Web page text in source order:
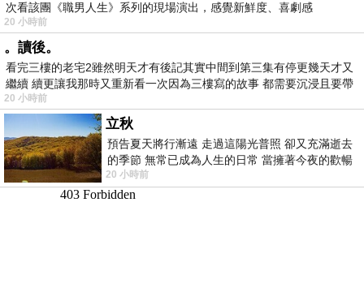
次看該團《職男人生》系列的現場演出，感覺新鮮度、喜劇感
20 小時前
。讀後。
看完三樓的老宅2雖然明天才有後記其實中間到第三集有停更幾天才又
繼續 續更讓我那時又重新看一次因為三樓寫的故事 都需要沉浸且要帶
有
20 小時前
立秋
預告夏天將行漸遠 走過這陽光普照 卻又充滿逝去
的季節 無常已成為人生的日常 當擁著今夜的歡暢
舒心 轉眼驟成昨日 而明晨 太陽
20 小時前